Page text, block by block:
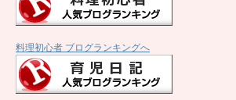
料理初心者 ブログランキングへ